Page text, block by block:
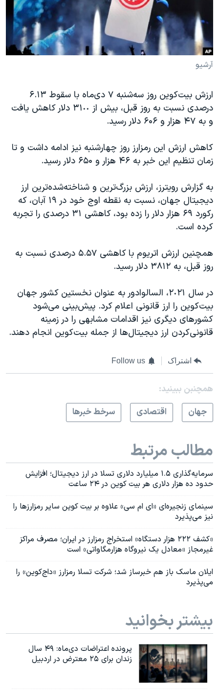
فرهنگ و زندگی
حقوق شهروندی
اقتصادی
علم و فناوری
گالری عکس
آرشیو پخش زنده
انتخابات ریاست جمهوری آمریکا ۲۰۲۴
حمله جمهوری اسلامی به اسرائیل
رمز مهسا
اعتراضات زن، زندگی، آزادی
مجموعه مستندهای دادخواهی
دادگاه حمید نوری
چهل سال گروگان‌گیری
قانون شفافیت دارائی کادر رهبری ایران
اعتراضات مردمی آبان ۹۸
اسرائیل در جنگ
همایش محافظه‌کاران آمریکا «سی‌پک»
صفحه‌های ویژه
سفر پرزیدنت ترامپ به چین
آرشیو
ارزش بیت‌کوین روز سه‌شنبه ٧ دی‌ماه با سقوط ۶.۱۳
درصدی نسبت به روز قبل، بیش از ٣١٠٠ دلار کاهش یافت
و به ۴۷ هزار و ۶۰۶ دلار رسید.
کاهش ارزش این رمزارز روز چهارشنبه نیز ادامه داشت و تا
زمان تنظیم این خبر به ۴۶ هزار و ۶۵۰ دلار رسید.
به گزارش رویترز، ارزش بزرگ‌ترین و شناخته‌شده‌ترین ارز
دیجیتال جهان، نسبت به نقطه اوج خود در ١٩ آبان، که
رکورد ۶۹ هزار دلار را زده بود، کاهشی ٣١ درصدی را تجربه
کرده است.
همچنین ارزش اتریوم با کاهشی ۵.۵۷ درصدی نسبت به
روز قبل، به ٣٨١٢ دلار رسید.
در سال ٢٠٢١، السالوادور به عنوان نخستین کشور جهان
بیت‌کوین را ارز قانونی اعلام کرد. پیش‌بینی می‌شود
کشورهای دیگری نیز اقدامات مشابهی را در زمینه
قانونی‌کردن ارز دیجیتال‌ها از جمله بیت‌کوین انجام دهند.
اشتراک Follow us
همچنبن ببینید:
جهان
اقتصادی سرخط خبرها
مطالب مرتبط
سرمایه‌گذاری ۱.۵ میلیارد دلاری تسلا در ارز دیجیتال؛ افزایش
حدود ده هزار دلاری هر بیت کوین در ۲۴ ساعت
سینمای زنجیره‌ای «ای‌ ام‌ سی» علاوه بر بیت‌ کوین سایر رمزارزها را
نیز می‌پذیرد
«کشف ۲۲۲ هزار دستگاه» استخراج رمزارز در ایران؛ مصرف مراکز
غیرمجاز «معادل یک نیروگاه هزارمگاواتی» است
ایلان ماسک باز هم خبرساز شد؛ شرکت تسلا رمزارز «داج‌کوین» را
می‌پذیرد
بیشتر بخوانید
پرونده اعتراضات دی‌ماه: ۴۹ سال
زندان برای ۲۵ معترض در اردبیل